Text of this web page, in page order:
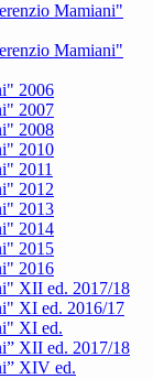
Mamiani"
Mamiani"
2006
2007
2008
2010
2011
2012
2013
2014
2015
2016
XII ed. 2017/18
XI ed. 2016/17
XI ed.
XII ed. 2017/18
XIV ed.